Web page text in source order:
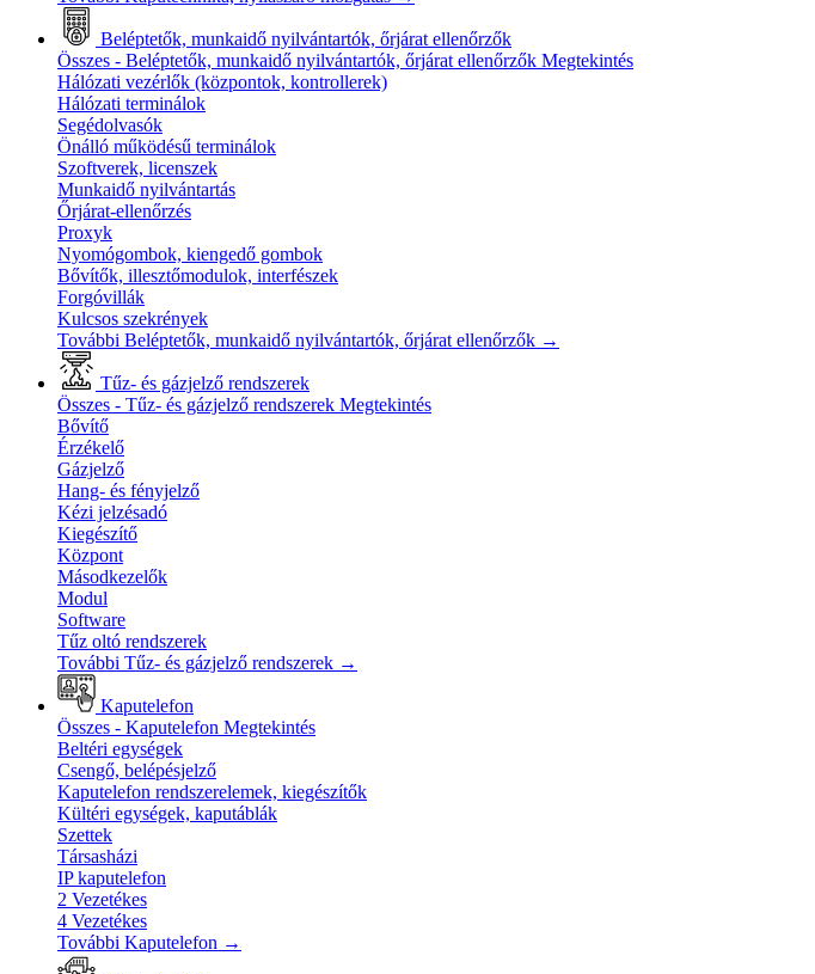
Beléptetők, munkaidő nyilvántartók, őrjárat ellenőrzők
Összes - Beléptetők, munkaidő nyilvántartók, őrjárat ellenőrzők Megtekintés
Hálózati vezérlők (központok, kontrollerek)
Hálózati terminálok
Segédolvasók
Önálló működésű terminálok
Szoftverek, licenszek
Munkaidő nyilvántartás
Őrjárat-ellenőrzés
Proxyk
Nyomógombok, kiengedő gombok
Bővítők, illesztőmodulok, interfészek
Forgóvillák
Kulcsos szekrények
További Beléptetők, munkaidő nyilvántartók, őrjárat ellenőrzők →
Tűz- és gázjelző rendszerek
Összes - Tűz- és gázjelző rendszerek Megtekintés
Bővítő
Érzékelő
Gázjelző
Hang- és fényjelző
Kézi jelzésadó
Kiegészítő
Központ
Másodkezelők
Modul
Software
Tűz oltó rendszerek
További Tűz- és gázjelző rendszerek →
Kaputelefon
Összes - Kaputelefon Megtekintés
Beltéri egységek
Csengő, belépésjelző
Kaputelefon rendszerelemek, kiegészítők
Kültéri egységek, kaputáblák
Szettek
Társasházi
IP kaputelefon
2 Vezetékes
4 Vezetékes
További Kaputelefon →